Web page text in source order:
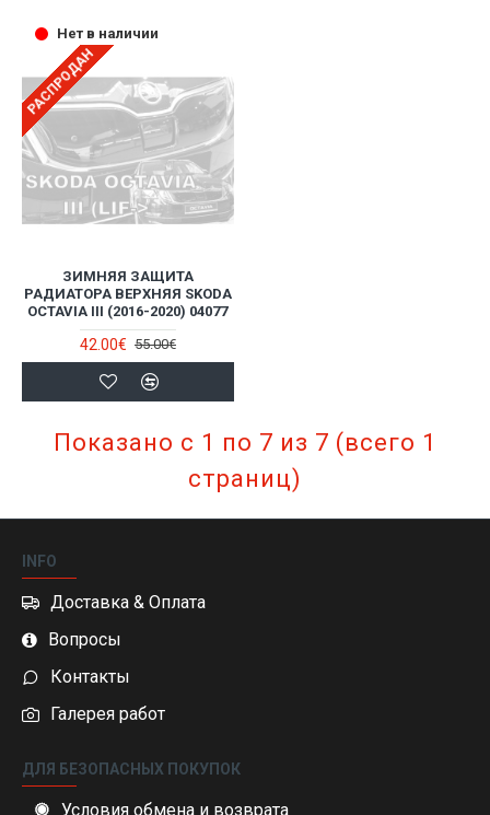
Нет в наличии
РАСПРОДАН
ЗИМНЯЯ ЗАЩИТА
РАДИАТОРА ВЕРХНЯЯ SKODA
OCTAVIA III (2016-2020) 04077
42.00€ 55.00€
Показано с 1 по 7 из 7 (всего 1
страниц)
INFO
Доставка & Оплата
Вопросы
Контакты
Галерея работ
ДЛЯ БЕЗОПАСНЫХ ПОКУПОК
Условия обмена и возврата